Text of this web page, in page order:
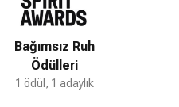
Bağımsız Ruh
Ödülleri
1 ödül, 1 adaylık